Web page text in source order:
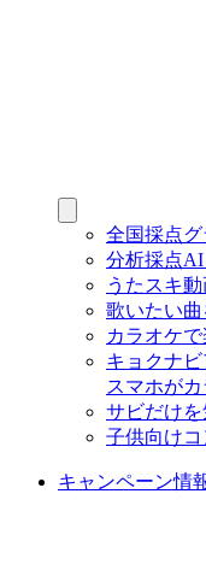
全国採点グ
分析採点AI
うたスキ
歌いたい曲
カラオケ
キョクナビ
スマホが
サビだけを
子供向けコ
キャンペーン情